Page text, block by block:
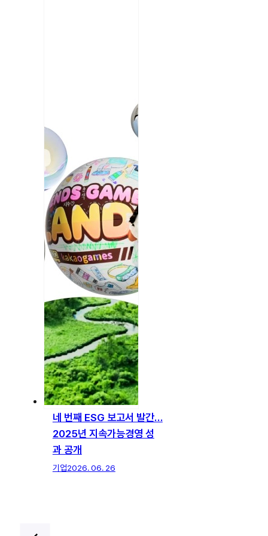
네 번째 ESG 보고서 발간…
2025년 지속가능경영 성
과 공개
기업2026. 06. 26